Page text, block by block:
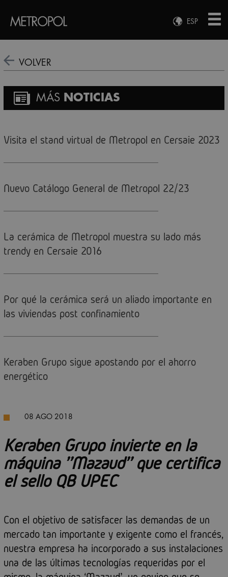
ESP
ENG
VOLVER
MÁS NOTICIAS
Visita el stand virtual de Metropol en Cersaie 2023
Nuevo Catálogo General de Metropol 22/23
La cerámica de Metropol muestra su lado más
trendy en Cersaie 2016
Por qué la cerámica será un aliado importante en
las viviendas post confinamiento
Keraben Grupo sigue apostando por el ahorro
energético
08 AGO 2018
Keraben Grupo invierte en la
máquina ''Mazaud'' que certifica
el sello QB UPEC
Con el objetivo de satisfacer las demandas de un
mercado tan importante y exigente como el francés,
nuestra empresa ha incorporado a sus instalaciones
una de las últimas tecnologías requeridas por el